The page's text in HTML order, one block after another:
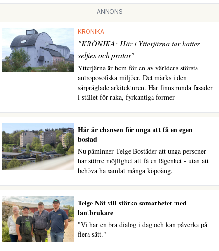
ANNONS
KRÖNIKA
"KRÖNIKA: Här i Ytterjärna tar katter
selfies och pratar"
Ytterjärna är hem för en av världens största
antroposofiska miljöer. Det märks i den
särpräglade arkitekturen. Här finns runda fasader
i stället för raka, fyrkantiga former.
Här är chansen för unga att få en egen
bostad
Nu påminner Telge Bostäder att unga personer
har större möjlighet att få en lägenhet - utan att
behöva ha samlat många köpoäng.
Telge Nät vill stärka samarbetet med
lantbrukare
"Vi har en bra dialog i dag och kan påverka på
flera sätt."